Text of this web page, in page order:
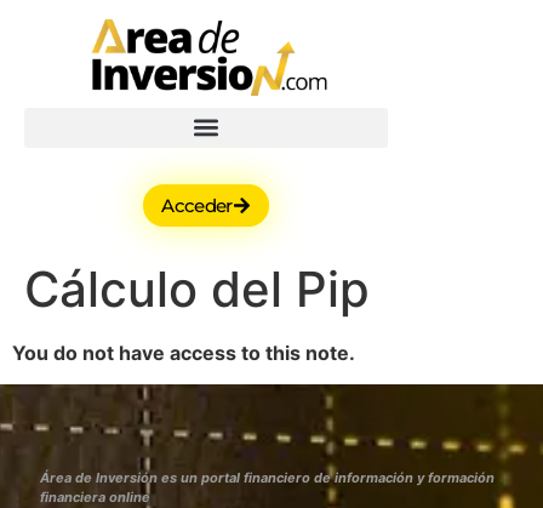
Acceder
Cálculo del Pip
You do not have access to this note.
Área de Inversión es un portal financiero de información y formación
financiera online